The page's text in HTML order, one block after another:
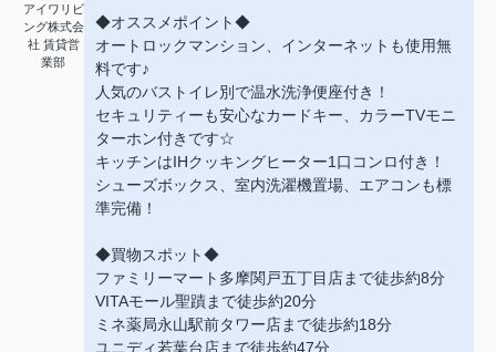
アイワリビ
ング株式会
社 賃貸営
業部
◆オススメポイント◆
オートロックマンション、インターネットも使用無
料です♪
人気のバストイレ別で温水洗浄便座付き！
セキュリティーも安心なカードキー、カラーTVモニ
ターホン付きです☆
キッチンはIHクッキングヒーター1口コンロ付き！
シューズボックス、室内洗濯機置場、エアコンも標
準完備！
◆買物スポット◆
ファミリーマート多摩関戸五丁目店まで徒歩約8分
VITAモール聖蹟まで徒歩約20分
ミネ薬局永山駅前タワー店まで徒歩約18分
ユニディ若葉台店まで徒歩約47分